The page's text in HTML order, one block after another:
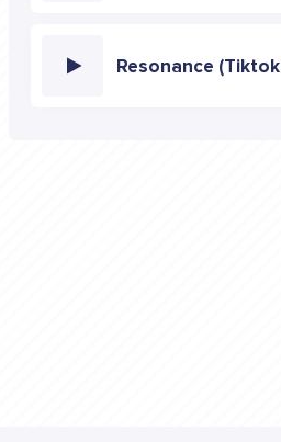
Resonance